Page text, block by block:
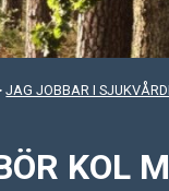
JAG JOBBAR I
KOL